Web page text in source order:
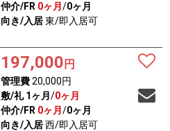
仲介/FR 0ヶ月 /0ヶ月
向き/入居東/即入居可
197,000 円
管理費20,000円
敷/礼 1ヶ月 /0ヶ月
仲介/FR 0ヶ月 /0ヶ月
向き/入居西/即入居可